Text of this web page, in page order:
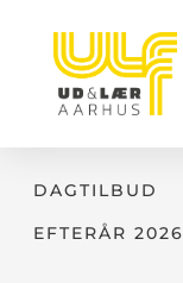
DAGTILBUD
EFTERÅR 2026